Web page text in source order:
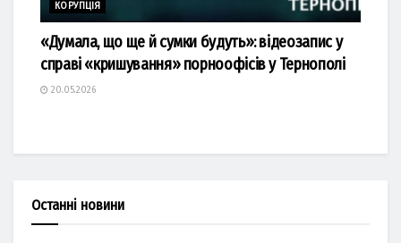
КОРУПЦІЯ
«Думала, що ще й сумки будуть»: відеозапис у
справі «кришування» порноофісів у Тернополі
20.05.2026
Останні новини